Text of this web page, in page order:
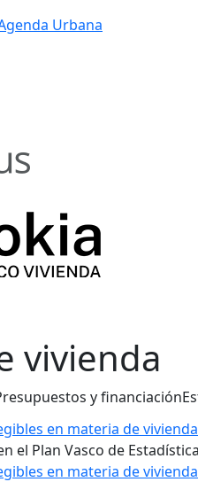
Urbana
vivienda
y financiación
en materia de
el Plan Vasco de
en materia de